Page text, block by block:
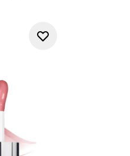
Onze make-up collectie
zijn er om je daarbij te
Kortom, of je nu op zoek
experimenteren met de
te maken. Laat